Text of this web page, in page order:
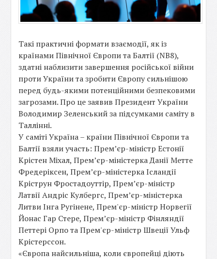
Такі практичні формати взаємодії, як із
країнами Північної Європи та Балтії (NB8),
здатні наблизити завершення російської війни
проти України та зробити Європу сильнішою
перед будь-якими потенційними безпековими
загрозами. Про це заявив Президент України
Володимир Зеленський за підсумками саміту в
Таллінні.
У саміті Україна – країни Північної Європи та
Балтії взяли участь: Прем’єр-міністр Естонії
Крістен Міхал, Прем’єр-міністерка Данії Метте
Фредеріксен, Прем’єр-міністерка Ісландії
Кріструн Фростадоуттір, Прем’єр-міністр
Латвії Андріс Кулбергс, Прем’єр-міністерка
Литви Інга Ругінене, Прем'єр-міністр Норвегії
Йонас Гар Стере, Прем’єр-міністр Фінляндії
Петтері Орпо та Прем'єр-міністр Швеції Ульф
Крістерссон.
«Європа найсильніша, коли європейці діють